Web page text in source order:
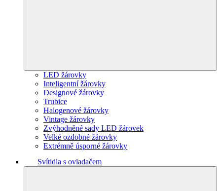
LED žárovky
Inteligentní žárovky
Designové žárovky
Trubice
Halogenové žárovky
Vintage žárovky
Zvýhodněné sady LED žárovek
Velké ozdobné žárovky
Extrémně úsporné žárovky
Svítidla s ovladačem